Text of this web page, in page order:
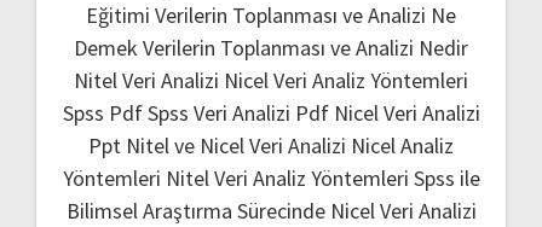
Eğitimi Verilerin Toplanması ve Analizi Ne
Demek Verilerin Toplanması ve Analizi Nedir
Nitel Veri Analizi Nicel Veri Analiz Yöntemleri
Spss PdfSpss Veri Analizi Pdf Nicel Veri Analizi
Ppt Nitel ve Nicel Veri Analizi Nicel Analiz
Yöntemleri Nitel Veri Analiz Yöntemleri Spss ile
Bilimsel Araştırma Sürecinde Nicel Veri Analizi